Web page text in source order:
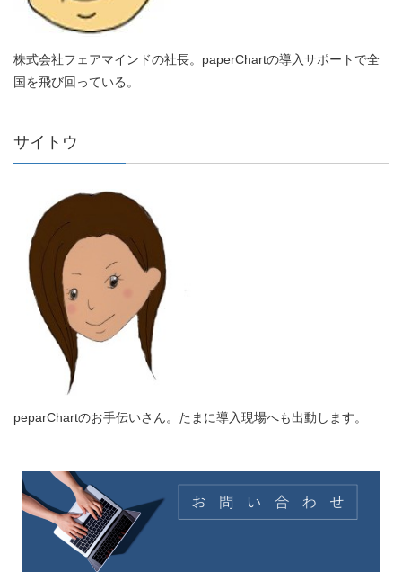
株式会社フェアマインドの社長。paperChartの導入サポートで全
国を飛び回っている。
サイトウ
peparChartのお手伝いさん。たまに導入現場へも出動します。